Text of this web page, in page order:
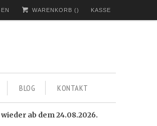
WARENKORB () KASSE
BLOG KONTAKT
ab dem 24.08.2026.